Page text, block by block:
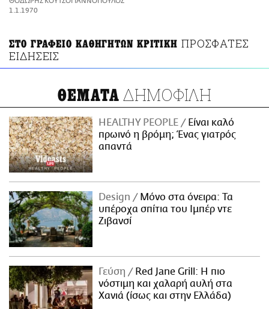
ΑΜΠΑ
1.1.1970
ΣΤΟ ΓΡΑΦΕΙΟ ΚΑΘΗΓΗΤΩΝ ΚΡΙΤΙΚΗ ΠΡΟΣΦΑΤΕΣ
ΕΙΔΗΣΕΙΣ
ΘΕΜΑΤΑ ΔΗΜΟΦΙΛΗ
HEALTHY PEOPLE
Είναι καλό
πρωινό η βρόμη; Ένας γιατρός
απαντά
Design
Μόνο στα όνειρα: Τα
υπέροχα σπίτια του Ιμπέρ ντε
Ζιβανσί
Γεύση
Red Jane Grill: Η πιο
νόστιμη και χαλαρή αυλή στα
Χανιά (ίσως και στην Ελλάδα)